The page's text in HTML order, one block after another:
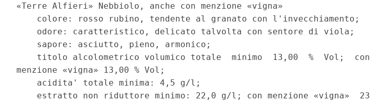
«Terre Alfieri» Nebbiolo, anche con menzione «vigna»
    colore: rosso rubino, tendente al granato con l'invecchiamento;
    odore: caratteristico, delicato talvolta con sentore di viola;
    sapore: asciutto, pieno, armonico;
    titolo alcolometrico volumico totale  minimo  13,00  %  Vol;  con
menzione «vigna» 13,00 % Vol;
    acidita' totale minima: 4,5 g/l;
    estratto non riduttore minimo: 22,0 g/l; con menzione «vigna»  23